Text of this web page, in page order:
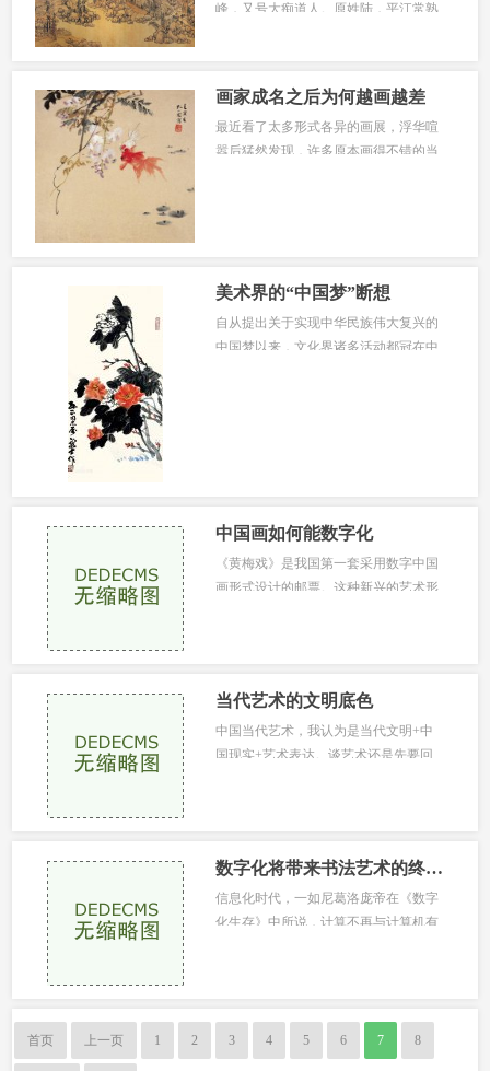
峰，又号大痴道人。原姓陆，平江常熟
画家成名之后为何越画越差
最近看了太多形式各异的画展，浮华喧
嚣后猛然发现，许多原本画得不错的当
美术界的“中国梦”断想
自从提出关于实现中华民族伟大复兴的
中国梦以来，文化界诸多活动都冠在中
中国画如何能数字化
《黄梅戏》是我国第一套采用数字中国
画形式设计的邮票。这种新兴的艺术形
当代艺术的文明底色
中国当代艺术，我认为是当代文明+中
国现实+艺术表达。谈艺术还是先要回
数字化将带来书法艺术的终结时代吗
信息化时代，一如尼葛洛庞帝在《数字
化生存》中所说，计算不再与计算机有
首页 上一页 1 2 3 4 5 6 7 8